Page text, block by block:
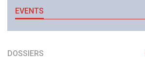
EVENTS
DOSSIERS